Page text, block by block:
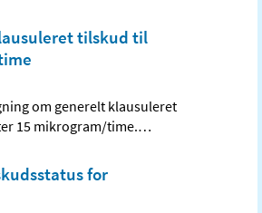
tilskud til
om generelt klausuleret
15 mikrogram/time.…
for